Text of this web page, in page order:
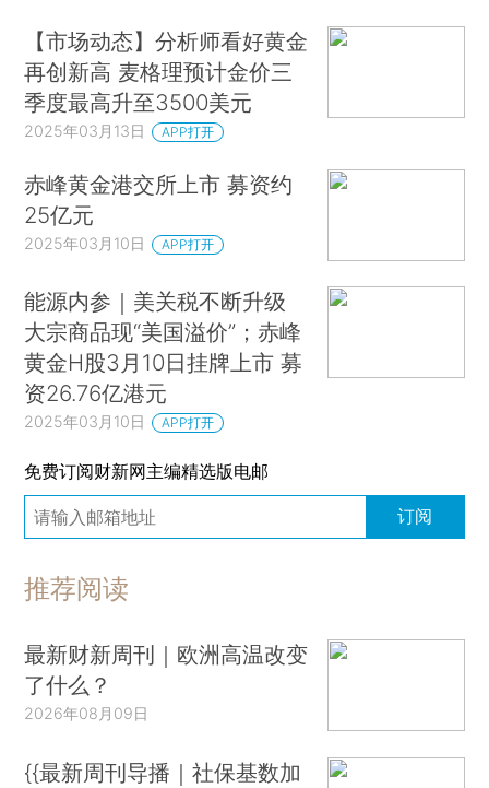
【市场动态】分析师看好黄金
再创新高 麦格理预计金价三
季度最高升至3500美元
2025年03月13日 APP打开
赤峰黄金港交所上市 募资约
25亿元
2025年03月10日 APP打开
能源内参｜美关税不断升级
大宗商品现“美国溢价”；赤峰
黄金H股3月10日挂牌上市 募
资26.76亿港元
2025年03月10日 APP打开
免费订阅财新网主编精选版电邮
订阅
推荐阅读
最新财新周刊｜欧洲高温改变
了什么？
2026年08月09日
{{最新周刊导播｜社保基数加